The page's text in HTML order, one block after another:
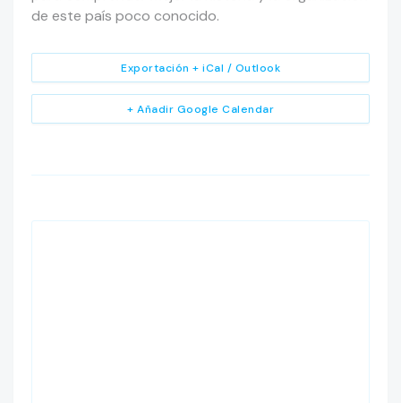
de este país poco conocido.
+ Añadir Google Calendar
Exportación + iCal / Outlook